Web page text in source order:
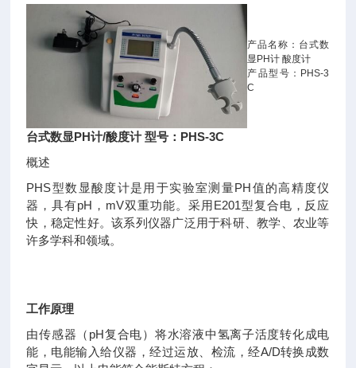
产品名称：台式数
显PH计 酸度计
产品型号：PHS-3
C
台式数显PH计/酸度计 型号：PHS-3C
概述
PHS型数显酸度计是用于实验室测量PH值的高精度仪
器，具有pH，mV双重功能。采用E201型复合电，反应
快，稳定性好。该系列仪器广泛用于科研、教学、农业等
许多学科和领域。
工作原理
由传感器（pH复合电）将水溶液中氢离子活度转化成电
能，电能输入给仪器，经过运放、检流，经A/D转换成数